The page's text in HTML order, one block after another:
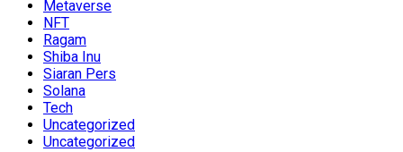
Metaverse
NFT
Ragam
Shiba Inu
Siaran Pers
Solana
Tech
Uncategorized
Uncategorized